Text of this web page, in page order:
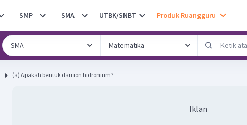
SMP SMA UTBK/SNBT Produk Ruangguru
(a) Apakah bentuk dari ion hidronium?
Iklan